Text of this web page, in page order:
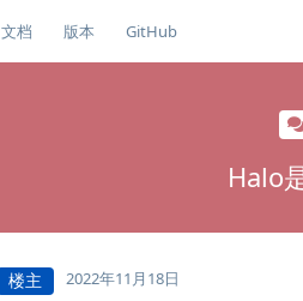
文档 版本 GitHub
Halo
楼主 2022年11月18日